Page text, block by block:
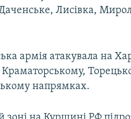
Лисівка,
армія атакувала на
Краматорському,
напрямках.